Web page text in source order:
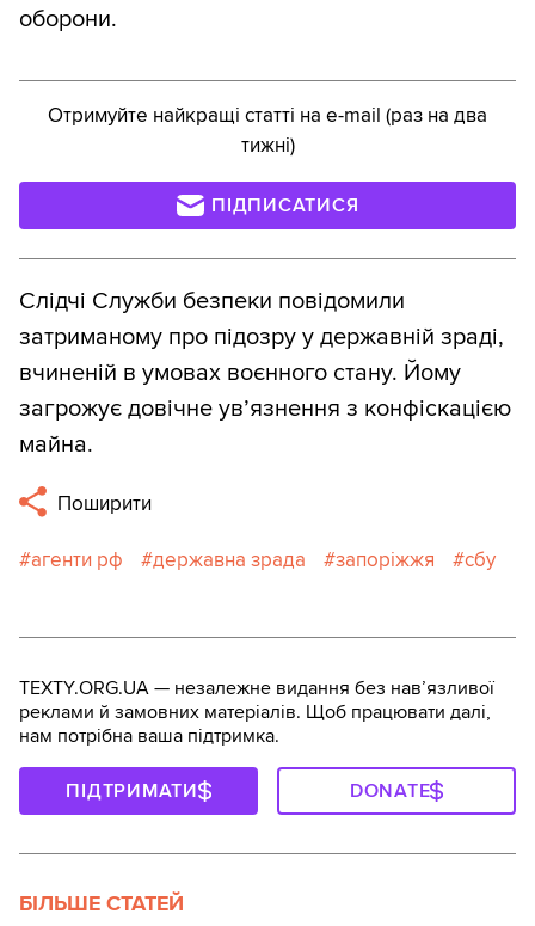
оборони.
Отримуйте найкращі статті на e-mail (раз на два
тижні)
ПІДПИСАТИСЯ
Слідчі Служби безпеки повідомили
затриманому про підозру у державній зраді,
вчиненій в умовах воєнного стану. Йому
загрожує довічне ув’язнення з конфіскацією
майна.
Поширити
агенти рф державна зрада запоріжжя сбу
TEXTY.ORG.UA — незалежне видання без навʼязливої
реклами й замовних матеріалів. Щоб працювати далі,
нам потрібна ваша підтримка.
ПІДТРИМАТИ DONATE
БІЛЬШЕ СТАТЕЙ